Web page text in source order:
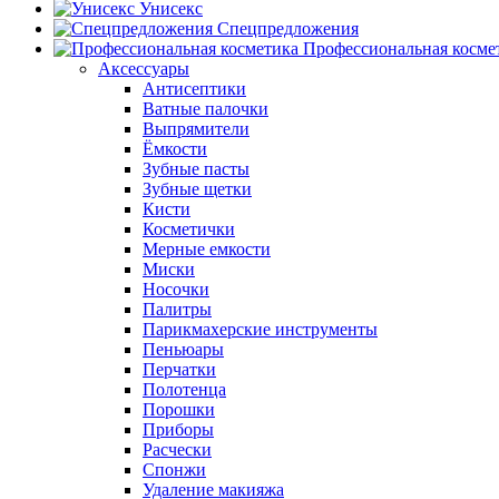
Унисекс
Спецпредложения
Профессиональная
Аксессуары
Антисептики
Ватные палочки
Выпрямители
Ёмкости
Зубные пасты
Зубные щетки
Кисти
Косметички
Мерные емкости
Миски
Носочки
Палитры
Парикмахерские инструменты
Пеньюары
Перчатки
Полотенца
Порошки
Приборы
Расчески
Спонжи
Удаление макияжа